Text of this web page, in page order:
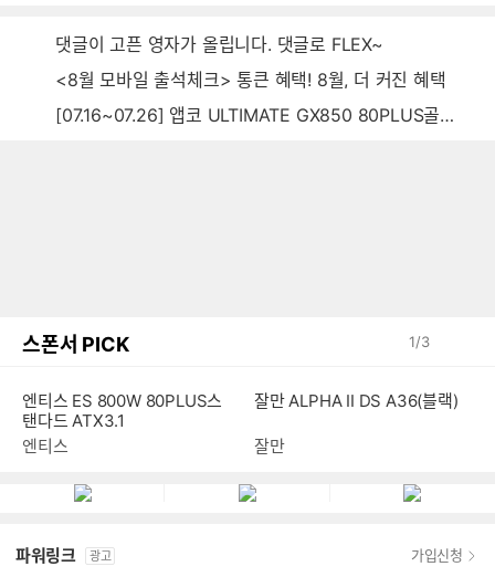
댓글이 고픈 영자가 올립니다. 댓글로 FLEX~
<8월 모바일 출석체크> 통큰 혜택! 8월, 더 커진 혜택
[07.16~07.26] 앱코 ULTIMATE GX850 80PLUS골드 풀모듈러 ATX3.0 블랙
스폰서 PICK 1/3
엔티스 ES 800W 80PLUS스
탠다드 ATX3.1